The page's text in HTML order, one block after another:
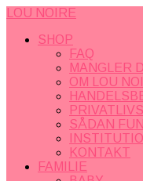
LOU NOIRE
SHOP
FAQ
MANGLER
OM LOU
SÅDAN
KONTAKT
FAMILIE